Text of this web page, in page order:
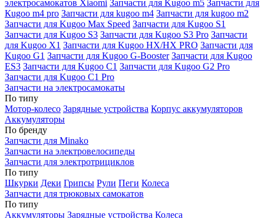
электросамокатов Xiaomi Запчасти для Kugoo m5 Запчасти для
Кugoo m4 pro Запчасти для kugoo m4 Запчасти для kugoo m2
Запчасти для Kugoo Max Speed Запчасти для Kugoo S1
Запчасти для Kugoo S3 Запчасти для Kugoo S3 Pro Запчасти
для Kugoo X1 Запчасти для Kugoo HX/HX PRO Запчасти для
Kugoo G1 Запчасти для Kugoo G-Booster Запчасти для Kugoo
ES3 Запчасти для Kugoo C1 Запчасти для Kugoo G2 Pro
Запчасти для Kugoo C1 Pro
Запчасти на электросамокаты
По типу
Мотор-колесо Зарядные устройства Корпус аккумуляторов
Аккумуляторы
По бренду
Запчасти для Minako
Запчасти на электровелосипеды
Запчасти для электротрициклов
По типу
Шкурки Деки Грипсы Рули Пеги Колеса
Запчасти для трюковых самокатов
По типу
Аккумуляторы Зарядные устройства Колеса